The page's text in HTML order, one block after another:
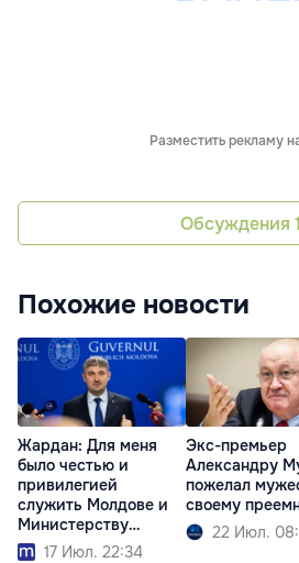
Разместить рекламу
Обсуждения
Похожие новости
Жардан: Для меня
было честью и
привилегией
служить Молдове и
Министерству
культуры
17 Июл. 22:34
Экс-премьер
Александру
пожелал
своему
22 Июл.